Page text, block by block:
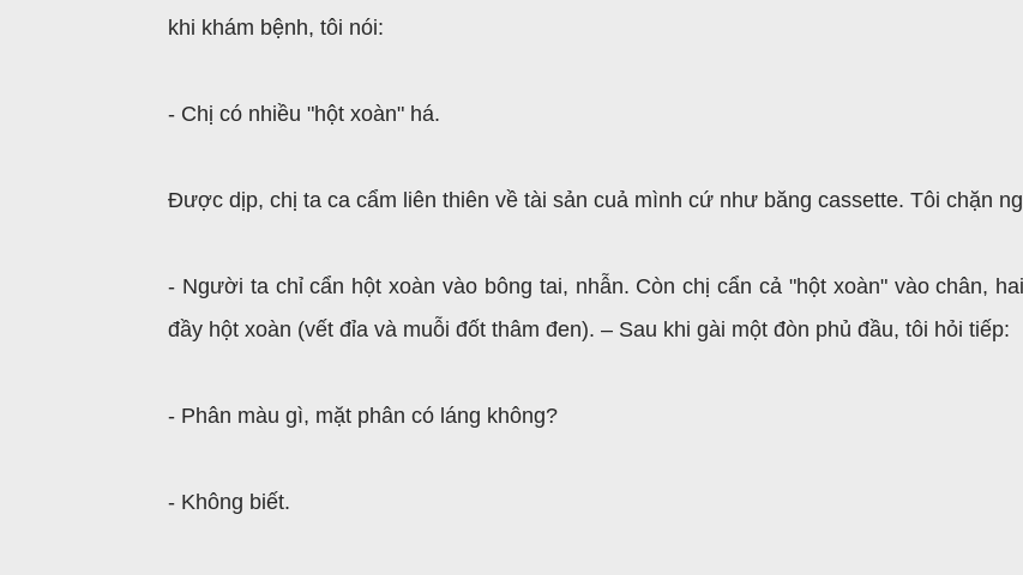
khi khám bệnh, tôi nói:
- Chị có nhiều "hột xoàn" há.
Được dịp, chị ta ca cẩm liên thiên về tài sản cuả mình cứ như băng cassette. Tôi chặn
- Người ta chỉ cẩn hột xoàn vào bông tai, nhẫn. Còn chị cẩn cả "hột xoàn" vào chân,
đầy hột xoàn (vết đỉa và muỗi đốt thâm đen). – Sau khi gài một đòn phủ đầu, tôi hỏi tiếp:
- Phân màu gì, mặt phân có láng không?
- Không biết.